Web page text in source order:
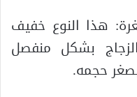
هذا النوع خفيف
بشكل منفصل
حجمه.